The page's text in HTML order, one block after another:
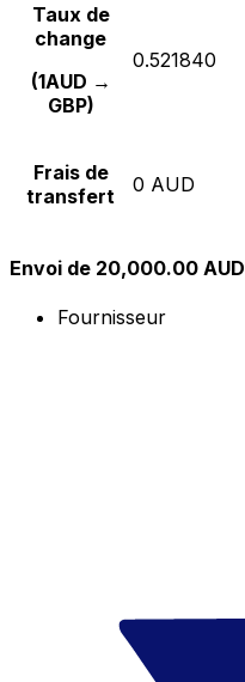
Taux de
change
(1AUD →
GBP)
0.521840
Frais de
transfert
0 AUD
Envoi de 20,000.00 AUD
Fournisseur